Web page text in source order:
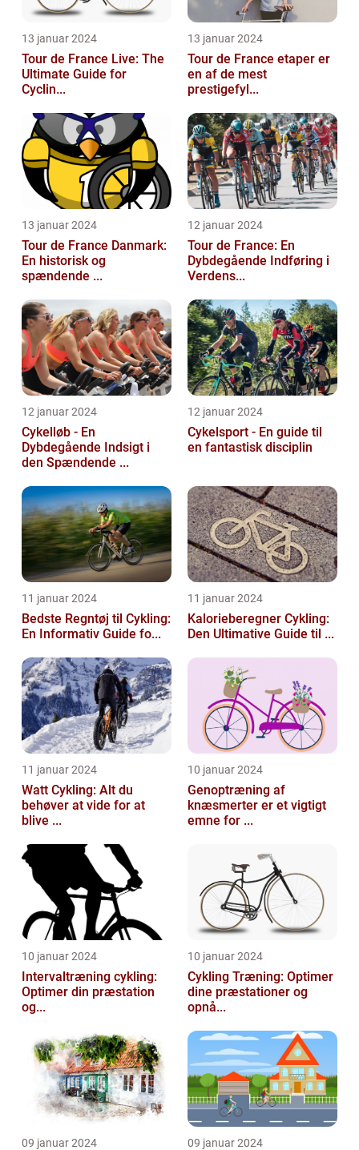
13 januar 2024
Tour de France Live: The
Ultimate Guide for
Cyclin...
13 januar 2024
Tour de France etaper er
en af de mest
prestigefyl...
13 januar 2024
Tour de France Danmark:
En historisk og
spændende ...
12 januar 2024
Tour de France: En
Dybdegående Indføring i
Verdens...
12 januar 2024
Cykelløb - En
Dybdegående Indsigt i
den Spændende ...
12 januar 2024
Cykelsport - En guide til
en fantastisk disciplin
11 januar 2024
Bedste Regntøj til Cykling:
En Informativ Guide fo...
11 januar 2024
Kalorieberegner Cykling:
Den Ultimative Guide til ...
11 januar 2024
Watt Cykling: Alt du
behøver at vide for at
blive ...
10 januar 2024
Genoptræning af
knæsmerter er et vigtigt
emne for ...
10 januar 2024
Intervaltræning cykling:
Optimer din præstation
og...
10 januar 2024
Cykling Træning: Optimer
dine præstationer og
opnå...
09 januar 2024 09 januar 2024